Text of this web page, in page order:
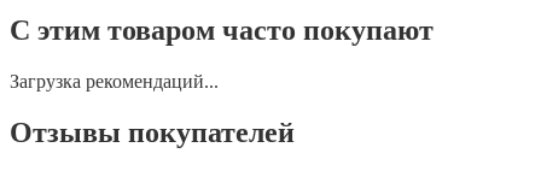
С этим товаром часто покупают
Загрузка рекомендаций...
Отзывы покупателей